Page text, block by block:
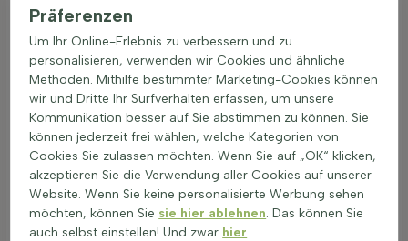
sie ideal für formale Gärten und strukturierte Landschaften.
bietet die Buxus sempervirens Hecke eine hervorragende
Wahl. Sie ist nicht nur pflegeleicht, sondern auch
anpassungsfähig an verschiedene Lichtverhältnisse. Weitere
Informationen zu immergrünen Heckenpflanzen finden Sie
unterimmergrüne Heckenpflanzen. Diese Heckenpflanze ist
perfekt für alle, die eine pflegeleichte und attraktive Lösung
für ihren Garten suchen.
Die Buxus sempervirens Hecke ist eine beliebte Wahl für
Gärten, da sie winterhart bis zu Temperaturen von -23,3°C ist
und in USDA Zone 6 gedeiht. Die Winterhärte kann jedoch
Präferenzen
Um Ihr Online-Erlebnis zu verbessern und zu
personalisieren, verwenden wir Cookies und ähnliche
Methoden. Mithilfe bestimmter Marketing-Cookies können
wir und Dritte Ihr Surfverhalten erfassen, um unsere
Kommunikation besser auf Sie abstimmen zu können. Sie
können jederzeit frei wählen, welche Kategorien von
Cookies Sie zulassen möchten. Wenn Sie auf „OK“ klicken,
akzeptieren Sie die Verwendung aller Cookies auf unserer
Website. Wenn Sie keine personalisierte Werbung sehen
möchten, können Sie sie hier ablehnen. Das können Sie
auch selbst einstellen! Und zwar hier.